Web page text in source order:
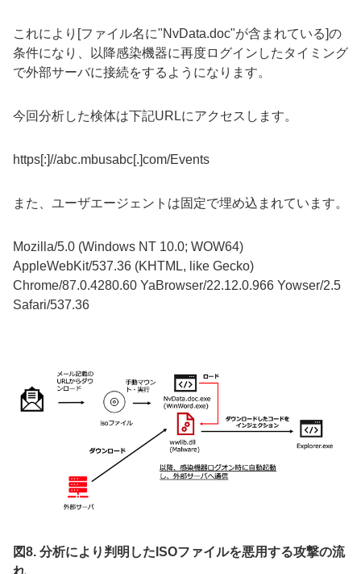
これにより[ファイル名に"NvData.doc"が含まれている]の
条件になり、以降感染機器に再度ログインしたタイミング
で外部サーバに接続をするようになります。
今回分析した検体は下記URLにアクセスします。
https[:]//abc.mbusabc[.]com/Events
また、ユーザエージェントは固定で埋め込まれています。
Mozilla/5.0 (Windows NT 10.0; WOW64)
AppleWebKit/537.36 (KHTML, like Gecko)
Chrome/87.0.4280.60 YaBrowser/22.12.0.966 Yowser/2.5
Safari/537.36
図8. 分析により判明したISOファイルを悪用する攻撃の流
れ